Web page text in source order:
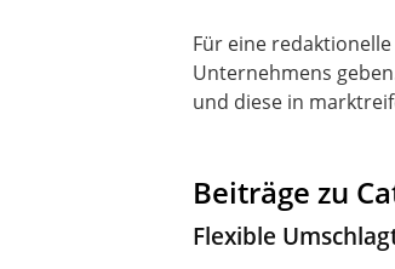
Für eine
Unternehmens
und diese in
Beiträge zu
Flexible